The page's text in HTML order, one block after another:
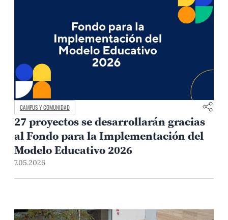
CAMPUS Y COMUNIDAD
27 proyectos se desarrollarán gracias
al Fondo para la Implementación del
Modelo Educativo 2026
7.05.2026